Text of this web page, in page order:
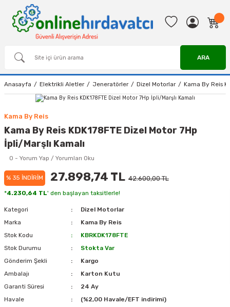
ARA
Anasayfa Elektrikli Aletler Jeneratörler Dizel Motorlar Kama By Reis
Kama By Reis
Kama By Reis KDK178FTE Dizel Motor 7Hp
İpli/Marşlı Kamalı
0 - Yorum Yap / Yorumları Oku
% 35 İNDİRİM 27.898,74 TL 42.600,00 TL
*4.230,64 TL' den başlayan taksitlerle!
Kategori
Dizel Motorlar
Marka
Kama By Reis
Stok Kodu
KBRKDK178FTE
Stok Durumu
Stokta Var
Gönderim Şekli
Kargo
Ambalajı
Karton Kutu
Garanti Süresi
24 Ay
Havale
(%2,00 Havale/EFT indirimi)